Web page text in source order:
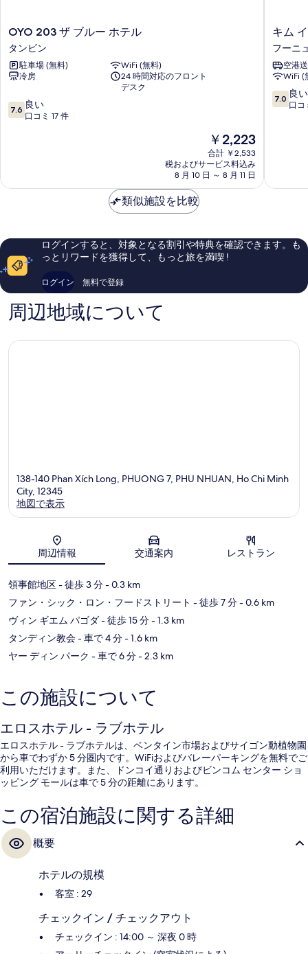
表
示
す
OYO
203
ザ
ブ
ル
ホ
テ
OYO 203 ザ ブルー ホテル
タンビン
駐車場 (無料)
WiFi (無料)
冷房
24 時間対応のフロント
デスク
10
段
口
件
の
口
ミ
7.6 良い
口コミ 17 件
現
在
の
料
金
￥2,223
合計 ￥2,533
税およびサービス料込み
8 月 10 日 ～ 8 月 11 日
キ
ム
イ
ェ
ン
ホ
テ
ン
キム
フーニ
空港
WiFi (
10
段
コ
件
の
7.0 良い
口コ
類似施設を比較
ログインすると、対象となる割引や特典を確認できます。も
っとリワードを獲得して、もっと旅を満喫 !
ログイン 無料で登録
周辺地域について
138-140 Phan Xích Long, PHUONG 7, PHU NHUAN, Ho Chi Minh
City, 12345
地図で表示
周辺情報 交通案内 レストラン
領事館地区- 徒歩 3 分- 0.3 km
ファン・シック・ロン・フードストリート - 徒歩 7 分- 0.6 km
ヴィン ギエム パゴダ- 徒歩 15 分- 1.3 km
タンディン教会- 車で 4 分- 1.6 km
ヤー ディン パーク - 車で 6 分- 2.3 km
この施設について
エロスホテル - ラブホテル
エロスホテル - ラブホテルは、ベンタイン市場およびサイゴン動植物園
から車でわずか 5 分圏内です。WiFiおよびバレーパーキングを無料でご
利用いただけます。また、ドンコイ通りおよびビンコム センター ショ
ッピング モールは車で 5 分の距離にあります。
この宿泊施設に関する詳細
概要
ホテルの規模
客室 : 29
チェックイン / チェックアウト
チェックイン : 14:00 ～ 深夜 0 時